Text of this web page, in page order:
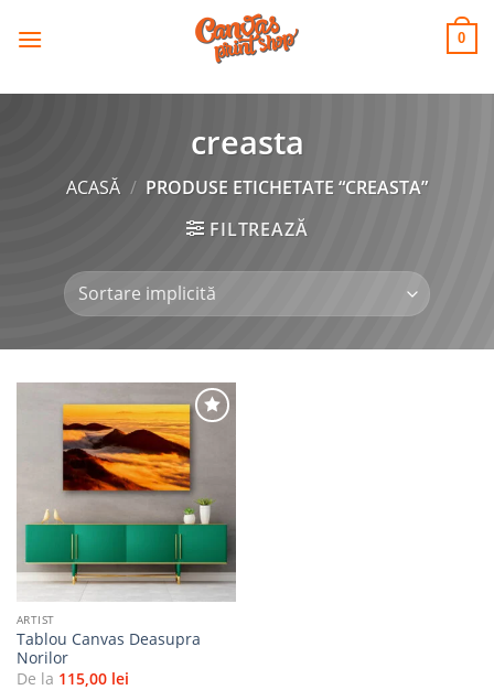
CANVAS
PRINT SHOP 0
creasta
ACASĂ / PRODUSE ETICHETATE “CREASTA”
FILTREAZĂ
Adaugă
favorite
ARTIST
Tablou Canvas Deasupra
Norilor
De la 115,00 lei